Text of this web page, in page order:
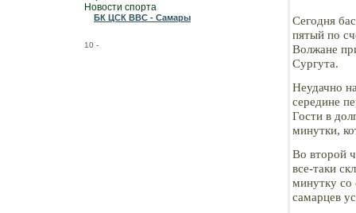
Новости спорта
БК ЦСК ВВС - Самары
10 -
Сегодня
пятый по
Волжане
Сургута.
Неудачно
середине
Гости в
минутки,
Во второй
все-таки
минутку со
самарцев